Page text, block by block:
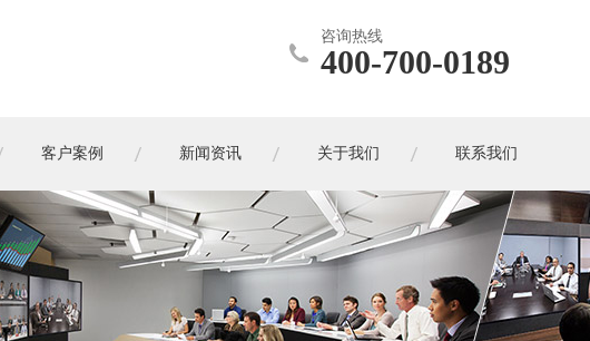
咨询热线
400-700-0189
客户案例 新闻资讯 关于我们 联系我们